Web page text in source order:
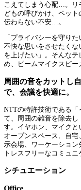
こえてしまう心配…。リ
どもの呼びかけ、ペッ
伝わらない不安…。
「プライバシーを守り
不快な思いをさせたく
を上げたい」。そんな
め、ビームマイクスピー
周囲の音をカットし
で、会議を快適に。
NTTの特許技術である「
て、周囲の雑音を除去し
す。イヤホン、マイク
オープンスペース、自
示会場、ワーケーショ
トレスフリーなコミュ
シチュエーション